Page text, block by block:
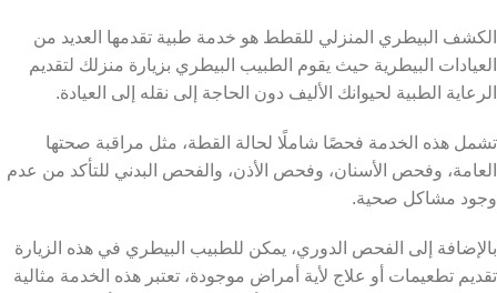
الكشف البيطري المنزلي للقطط هو خدمة طبية تقدمها العديد من
العيادات البيطرية حيث يقوم الطبيب البيطري بزيارة منزلك لتقديم
الرعاية الطبية لحيوانك الأليف دون الحاجة إلى نقله إلى العيادة.
تشمل هذه الخدمة فحصًا شاملًا لحالة القطة، مثل مراقبة صحتها
العامة، وفحص الأسنان، وفحص الأذن، والفحص البدني للتأكد من عدم
وجود مشاكل صحية.
بالإضافة إلى الفحص الدوري، يمكن للطبيب البيطري في هذه الزيارة
تقديم تطعيمات أو علاج لأية أمراض موجودة، تعتبر هذه الخدمة مثالية